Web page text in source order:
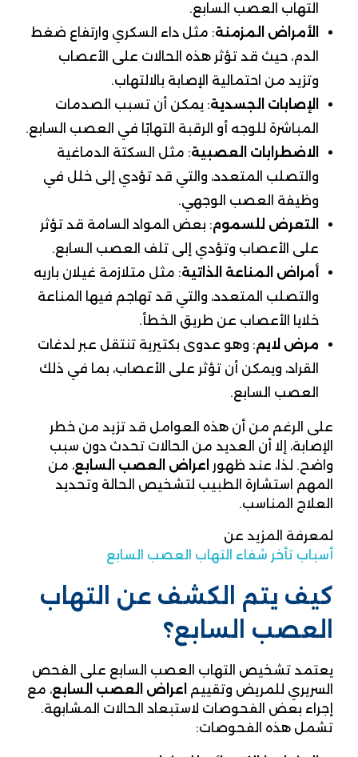
التهاب العصب السابع.
الأمراض المزمنة: مثل داء السكري وارتفاع ضغط
الدم، حيث قد تؤثر هذه الحالات على الأعصاب
وتزيد من احتمالية الإصابة بالالتهاب.
الإصابات الجسدية: يمكن أن تسبب الصدمات
المباشرة للوجه أو الرقبة التهابًا في العصب السابع.
الاضطرابات العصبية: مثل السكتة الدماغية
والتصلب المتعدد، والتي قد تؤدي إلى خلل في
وظيفة العصب الوجهي.
التعرض للسموم: بعض المواد السامة قد تؤثر
على الأعصاب وتؤدي إلى تلف العصب السابع.
أمراض المناعة الذاتية: مثل متلازمة غيلان باريه
والتصلب المتعدد، والتي قد تهاجم فيها المناعة
خلايا الأعصاب عن طريق الخطأ.
مرض لايم: وهو عدوى بكتيرية تنتقل عبر لدغات
القراد، ويمكن أن تؤثر على الأعصاب، بما في ذلك
العصب السابع.
على الرغم من أن هذه العوامل قد تزيد من خطر
الإصابة، إلا أن العديد من الحالات تحدث دون سبب
واضح. لذا، عند ظهور اعراض العصب السابع، من
المهم استشارة الطبيب لتشخيص الحالة وتحديد
العلاج المناسب.
لمعرفة المزيد عن
أسباب تأخر شفاء التهاب العصب السابع
كيف يتم الكشف عن التهاب
العصب السابع؟
يعتمد تشخيص التهاب العصب السابع على الفحص
السريري للمريض وتقييم اعراض العصب السابع، مع
إجراء بعض الفحوصات لاستبعاد الحالات المشابهة.
تشمل هذه الفحوصات: